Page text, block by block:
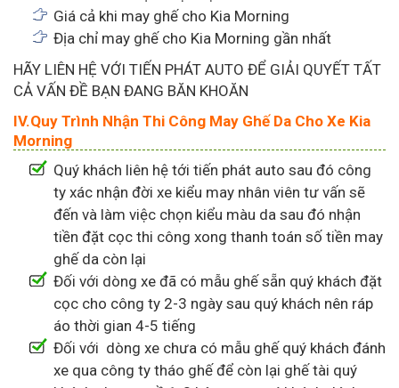
Giá cả khi may ghế cho Kia Morning
Địa chỉ may ghế cho Kia Morning gần nhất
HÃY LIÊN HỆ VỚI TIẾN PHÁT AUTO ĐỂ GIẢI QUYẾT TẤT
CẢ VẤN ĐỀ BẠN ĐANG BĂN KHOĂN
IV.Quy Trình Nhận Thi Công May Ghế Da Cho Xe Kia
Morning
Quý khách liên hệ tới tiến phát auto sau đó công
ty xác nhận đời xe kiểu may nhân viên tư vấn sẽ
đến và làm việc chọn kiểu màu da sau đó nhận
tiền đặt cọc thi công xong thanh toán số tiền may
ghế da còn lại
Đối với dòng xe đã có mẫu ghế sẵn quý khách đặt
cọc cho công ty 2-3 ngày sau quý khách nên ráp
áo thời gian 4-5 tiếng
Đối với dòng xe chưa có mẫu ghế quý khách đánh
xe qua công ty tháo ghế để còn lại ghế tài quý